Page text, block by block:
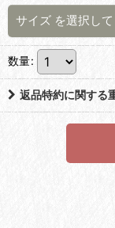
サイズ を選択し
数量:
返品特約に関する